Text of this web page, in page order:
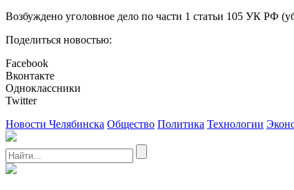
Возбуждено уголовное дело по части 1 статьи 105 УК РФ
Поделиться новостью:
Facebook
Вконтакте
Одноклассники
Twitter
Новости Челябинска Общество Политика Технологии